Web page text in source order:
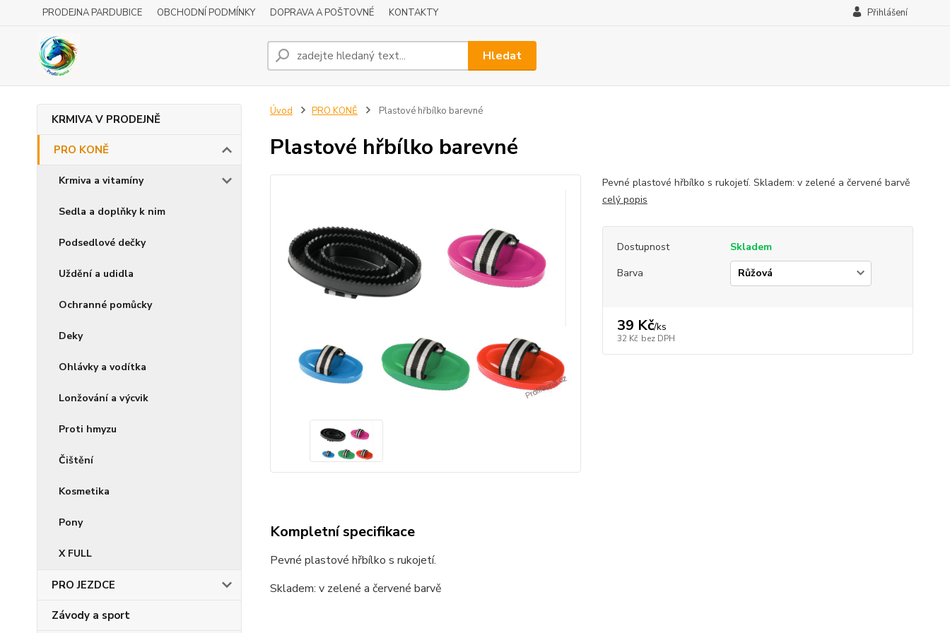
PRODEJNA PARDUBICE OBCHODNÍ PODMÍNKY DOPRAVA A POŠTOVNÉ KONTAKTY Přihlášení
Hledat
KRMIVA V PRODEJNĚ
PRO KONĚ
Krmiva a vitamíny
Sedla a doplňky k nim
Podsedlové dečky
Uždění a udidla
Ochranné pomůcky
Deky
Ohlávky a vodítka
Lonžování a výcvik
Proti hmyzu
Čištění
Kosmetika
Pony
X FULL
PRO JEZDCE
Závody a sport
Úvod PRO KONĚ Plastové hřbílko barevné
Plastové hřbílko barevné
Pevné plastové hřbílko s rukojetí. Skladem: v zelené a červené barvě
celý popis
Dostupnost
Skladem
Barva
39 Kč/ks
32 Kč bez DPH
Kompletní specifikace
Pevné plastové hřbílko s rukojetí.
Skladem: v zelené a červené barvě